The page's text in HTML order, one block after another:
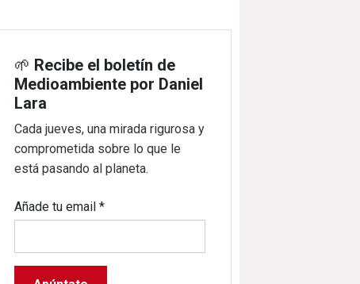
🌱 Recibe el boletín de
Medioambiente por Daniel
Lara
Cada jueves, una mirada rigurosa y
comprometida sobre lo que le
está pasando al planeta.
Añade tu email*